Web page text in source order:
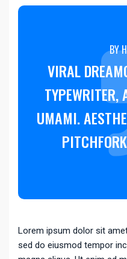
BY
VIRAL
TYPEWRITER,
UMAMI.
Lorem ipsum dolor sit
sed do eiusmod tempor